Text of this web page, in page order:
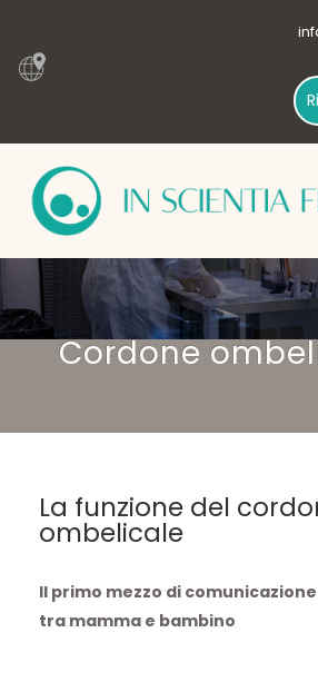
Cordone
La funzione del
ombelicale
Il primo mezzo di
tra mamma e bambino